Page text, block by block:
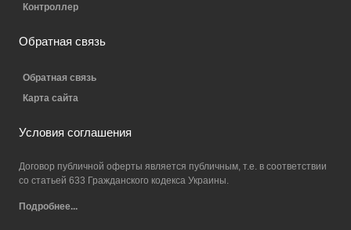
Контроллер
Обратная связь
Обратная связь
Карта сайта
Условия соглашения
Договор публичной оферты является публичным, т.е. в соответствии
со статьей 633 Гражданского кодекса Украины.
Подробнее...